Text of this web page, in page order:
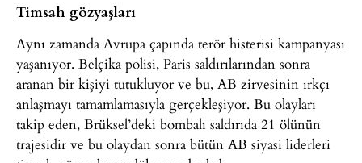
Timsah gözyaşları
Aynı zamanda Avrupa çapında terör histerisi kampanyası
yaşanıyor. Belçika polisi, Paris saldırılarından sonra
aranan bir kişiyi tutukluyor ve bu, AB zirvesinin ırkçı
anlaşmayı tamamlamasıyla gerçekleşiyor. Bu olayları
takip eden, Brüksel’deki bombalı saldırıda 21 ölünün
trajesidir ve bu olaydan sonra bütün AB siyasi liderleri